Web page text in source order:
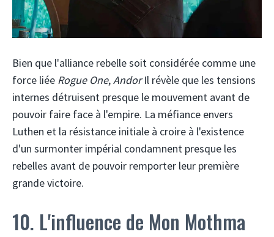
Bien que l'alliance rebelle soit considérée comme une
force liée Rogue One,AndorIl révèle que les tensions
internes détruisent presque le mouvement avant de
pouvoir faire face à l'empire. La méfiance envers
Luthen et la résistance initiale à croire à l'existence
d'un surmonter impérial condamnent presque les
rebelles avant de pouvoir remporter leur première
grande victoire.
10. L'influence de Mon Mothma